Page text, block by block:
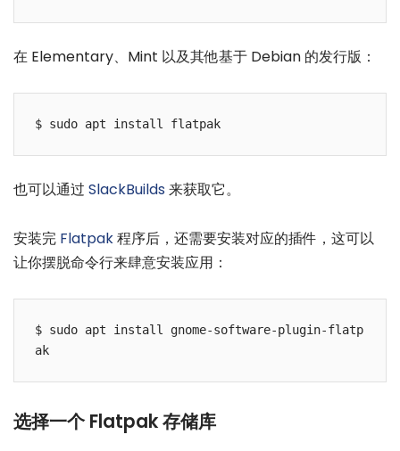
在 Elementary、Mint 以及其他基于 Debian 的发行版：
$ sudo apt install flatpak
也可以通过 SlackBuilds 来获取它。
安装完 Flatpak程序后，还需要安装对应的插件，这可以
让你摆脱命令行来肆意安装应用：
$ sudo apt install gnome-software-plugin-flatp
ak
选择一个 Flatpak 存储库